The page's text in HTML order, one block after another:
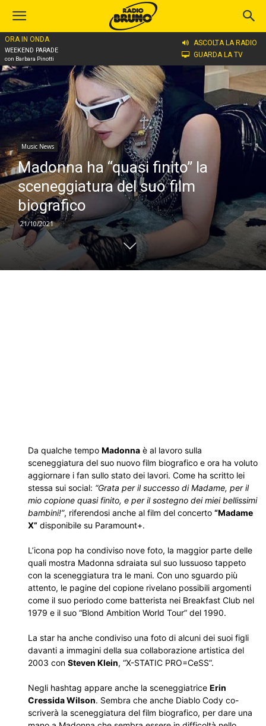
ORA IN ONDA
WEEKEND PARADE
con Barbara Pinotti
ASCOLTA LA RADIO
GUARDA LA TV
Home
Music News
Madonna ha “quasi finito” la
sceneggiatura del suo film
biografico
21/10/2021
Da qualche tempo Madonna è al lavoro sulla
sceneggiatura del suo nuovo film biografico e ora ha voluto
aggiornare i fan sullo stato dei lavori. Come ha scritto lei
stessa sui social: “Grata per il successo di Madame, per il
mio copione quasi finito, e per il sostegno dei miei bellissimi
bambini!”, riferendosi anche al film del concerto “Madame
X” disponibile su Paramount+.
L’icona pop ha condiviso nove foto, la maggior parte delle
quali mostra Madonna sdraiata sul suo lussuoso tappeto
con la sceneggiatura tra le mani. Con uno sguardo più
attento, le pagine del copione rivelano possibili argomenti
come il suo periodo come batterista nei Breakfast Club nel
1979 e il suo “Blond Ambition World Tour” del 1990.
La star ha anche condiviso una foto di alcuni dei suoi figli
davanti a immagini della sua collaborazione artistica del
2003 con Steven Klein, “X-STATIC PRO=CeSS”.
Negli hashtag appare anche la sceneggiatrice Erin
Cressida Wilson. Sembra che anche Diablo Cody co-
scriverà la sceneggiatura del film biografico, per dare una